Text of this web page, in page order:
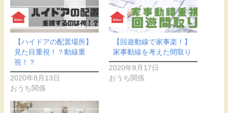
【ハイドアの配置場所】
見た目重視！？動線重
視！？
2020年8月13日
おうち関係
【回遊動線で家事楽！】
家事動線を考えた間取り
2020年8月17日
おうち関係